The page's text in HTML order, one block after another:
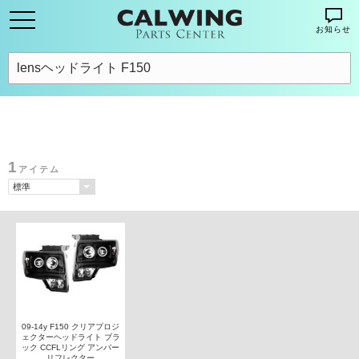
お知らせ
1 アイテム
09-14y F150 クリアプロジ
ェクターヘッドライト ブラ
ック CCFLリング アンバー